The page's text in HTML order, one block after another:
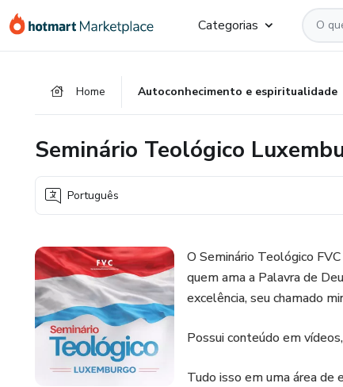
para
para
para
Categorias
Home Autoconhecimento e espiritualidade
Seminário Teológico
Português
O Seminário Teológico
quem ama a Palavra de
excelência, seu chamado
Possui conteúdo em
Tudo isso em uma área de